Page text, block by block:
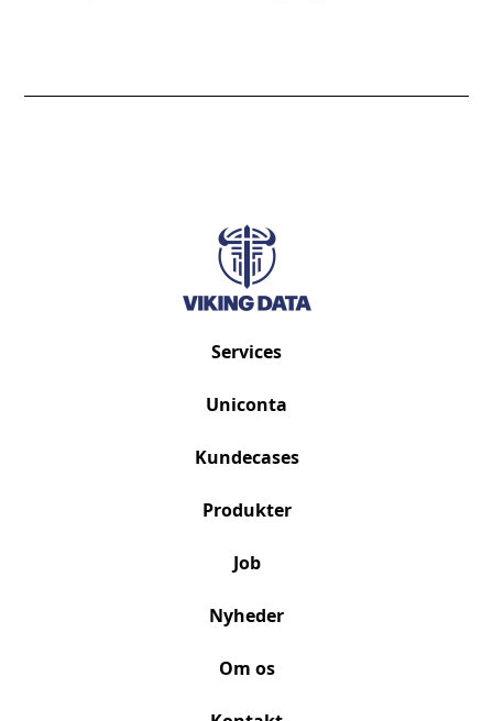
Services
Uniconta
Kundecases
Produkter
Job
Nyheder
Om os